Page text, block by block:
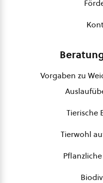
Vorgaben zu
Tierische
Tierwohl